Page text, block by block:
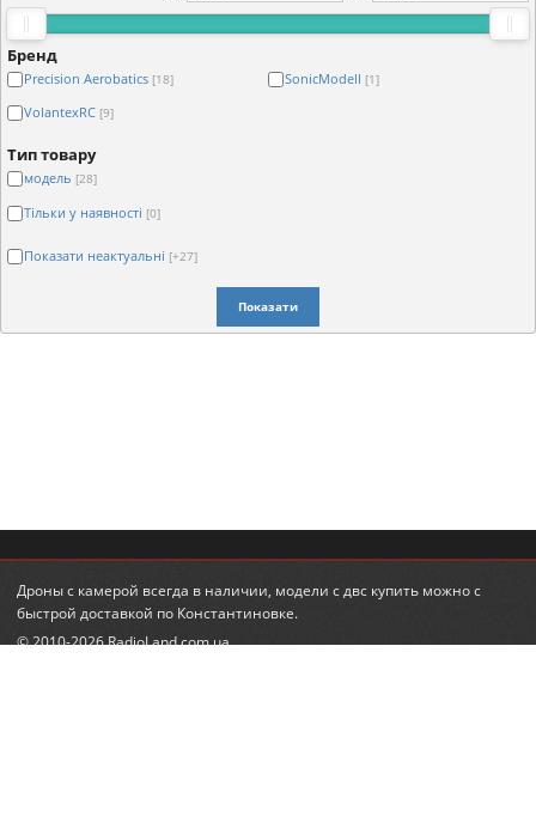
Бренд
Precision Aerobatics [18] SonicModell [1]
VolantexRC [9]
Тип товару
модель [28]
Тільки у наявності [0]
Показати неактуальні [+27]
Показати
Дроны с камерой всегда в наличии, модели с двс купитьможно с
быстрой доставкой по Константиновке.
© 2010-2026 RadioLand.com.ua